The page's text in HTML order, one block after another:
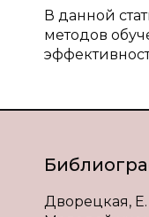
В данной
методов
Дворецкая,